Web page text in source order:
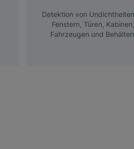
Detektion von
Fenstern, Türen, Kabinen,
Fahrzeugen und